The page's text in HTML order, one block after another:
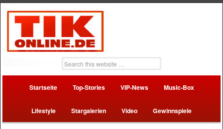
Startseite Top-Stories VIP-News Music-Box
Lifestyle Stargalerien Video Gewinnspiele